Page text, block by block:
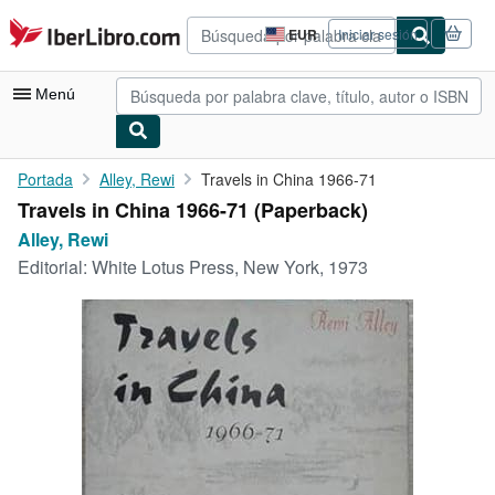
Pasar al contenido principal
IberLibro.com EUR
Preferencias
de
compra
del
Iniciar sesión
Menú
Mi cuenta
Consultar mis pedidos
Búsqueda avanzada
Libros antiguos
Arte y coleccionismo
Vendedores
Comenzar a vender
Portada Alley, Rewi Travels in China 1966-71
Travels in China 1966-71 (Paperback)
Alley, Rewi
Editorial: White Lotus Press, New York, 1973